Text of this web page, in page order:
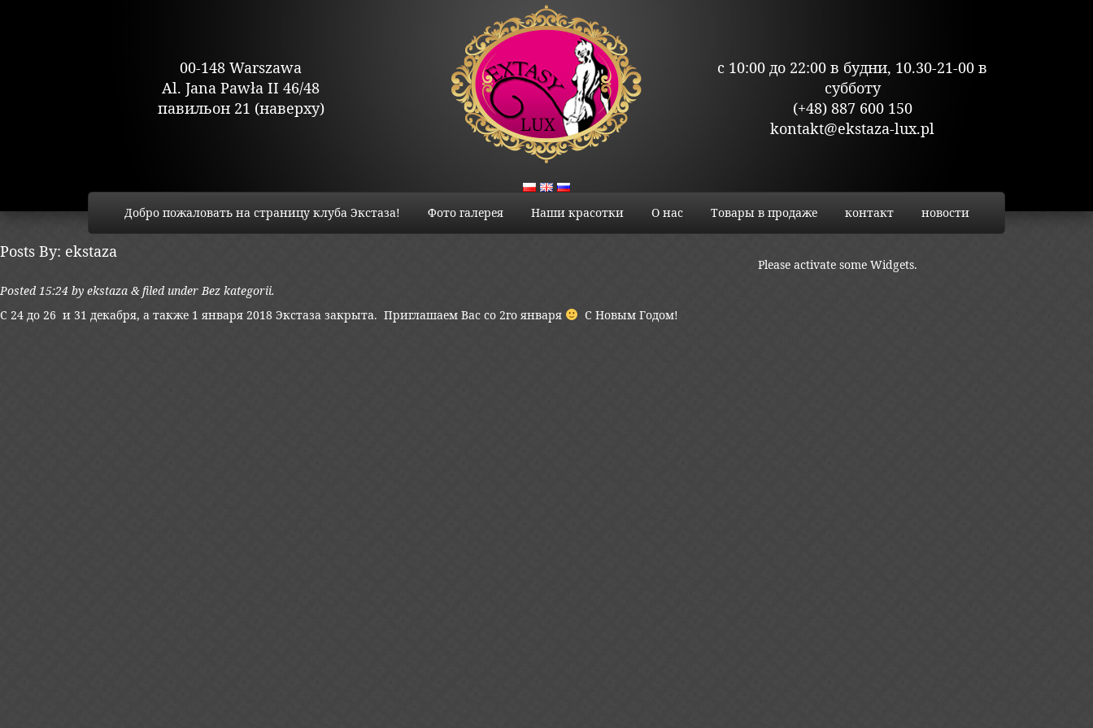
00-148 Warszawa
Al. Jana Pawła II 46/48
павильон 21 (наверху)
с 10:00 до 22:00 в будни, 10.30-21-00 в
субботу
(+48) 887 600 150
kontakt@ekstaza-lux.pl
Добро пожаловать на страницу клуба Экстаза! Фото галерея Наши красотки О нас Товары в продаже контакт новости
Posts By: ekstaza
Posted 15:24 by ekstaza &filed underBez kategorii.
С 24 до 26 и 31 декабря, а также 1 января 2018 Экстаза закрыта. Приглашаем Вас со 2го января
C Новым Годом!
Please activate some Widgets.